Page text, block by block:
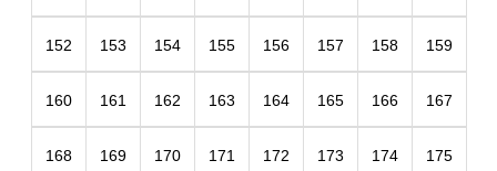
152 153 154 155 156 157 158 159
160 161 162 163 164 165 166 167
168 169 170 171 172 173 174 175